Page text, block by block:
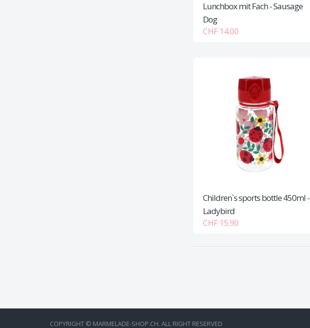
Lunchbox mit Fach - Sausage
Dog
CHF 14.00
Children`s sports bottle 450ml -
Ladybird
CHF 15.90
COPYRIGHT © MARMELADE-SHOP.CH. ALL RIGHT RESERVED